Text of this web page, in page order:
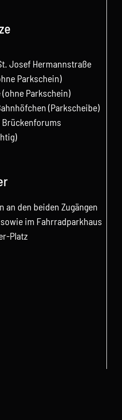
Josef Hermannstraße
Parkschein)
Parkschein)
(Parkscheibe)
Brückenforums
an den beiden Zugängen
im Fahrradparkhaus
Platz